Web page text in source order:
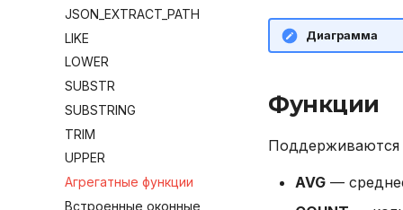
Настройка Systemd
Устранение неполадок
BACKUP
CALL
CREATE INDEX
CREATE PLUGIN
CREATE PROCEDURE
CREATE ROLE
CREATE TABLE
CREATE USER
DELETE
JSON_EXTRACT_PATH
LIKE
LOWER
SUBSTR
SUBSTRING
TRIM
UPPER
Агрегатные функции
Встроенные оконные
Диаграмма
Функции
Поддерживаются
AVG —